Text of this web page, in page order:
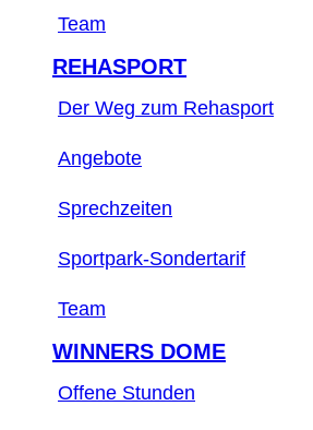
Team
REHASPORT
Der Weg zum Rehasport
Angebote
Sprechzeiten
Sportpark-Sondertarif
Team
WINNERS DOME
Offene Stunden